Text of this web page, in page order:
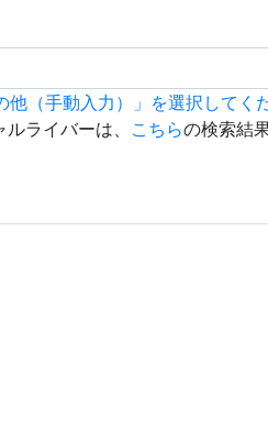
（手動入力）」を選択してくだ
ライバーは、 こちらの検索結